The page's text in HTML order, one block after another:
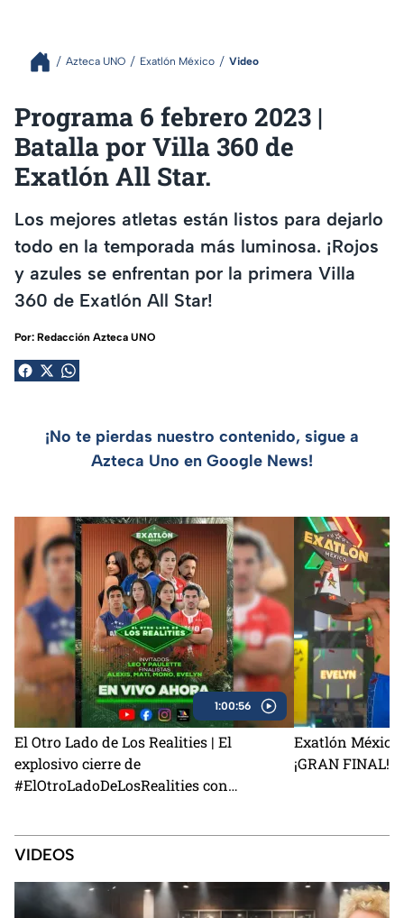
Azteca UNO Exatlón México Video
Programa 6 febrero 2023 |
Batalla por Villa 360 de
Exatlón All Star.
Los mejores atletas están listos para dejarlo
todo en la temporada más luminosa. ¡Rojos
y azules se enfrentan por la primera Villa
360 de Exatlón All Star!
Por: Redacción Azteca UNO
¡No te pierdas nuestro contenido, sigue a
Azteca Uno en Google News!
1:00:56
El Otro Lado de Los Realities | El
explosivo cierre de
#ElOtroLadoDeLosRealities con
Exatlón México
¡GRAN FINAL!
VIDEOS